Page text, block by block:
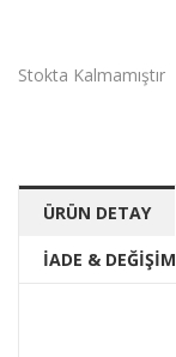
Stokta Kalmamıştır
ÜRÜN DETAY
İADE & DEĞİŞİM